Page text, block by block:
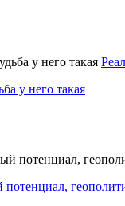
у него такая